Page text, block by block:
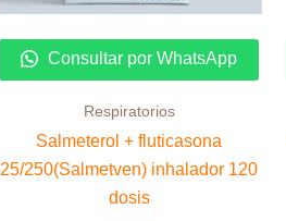
Consultar por WhatsApp
Respiratorios
Salmeterol + fluticasona
25/250(Salmetven) inhalador 120
dosis